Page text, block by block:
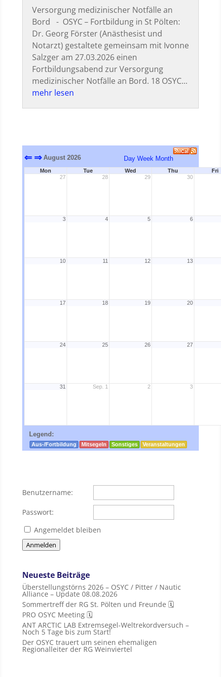
Versorgung medizinischer Notfälle an
Bord - OSYC – Fortbildung in St Pölten:
Dr. Georg Förster (Anästhesist und
Notarzt) gestaltete gemeinsam mit Ivonne
Salzger am 27.03.2026 einen
Fortbildungsabend zur Versorgung
medizinischer Notfälle an Bord. 18 OSYC...
mehr lesen
⇐ ⇒ August 2026 Day Week Month
Mon Tue Wed Thu
Fri
27
28 29 30
3 4 5 6
10 11 12 13
17 18 19 20
24 25 26 27
31 Sep. 1 2 3
Legend:
Aus-/Fortbildung Mitsegeln Sonstiges Veranstaltungen
Benutzername:
Passwort:
Angemeldet bleiben
Anmelden
Neueste Beiträge
Überstellungstörns 2026 – OSYC / Pitter / Nautic
Alliance – Update 08.08.2026
Sommertreff der RG St. Pölten und Freunde 🗓
PRO OSYC Meeting 🗓
ANT ARCTIC LAB Extremsegel-Weltrekordversuch –
Noch 5 Tage bis zum Start!
Der OSYC trauert um seinen ehemaligen
Regionalleiter der RG Weinviertel